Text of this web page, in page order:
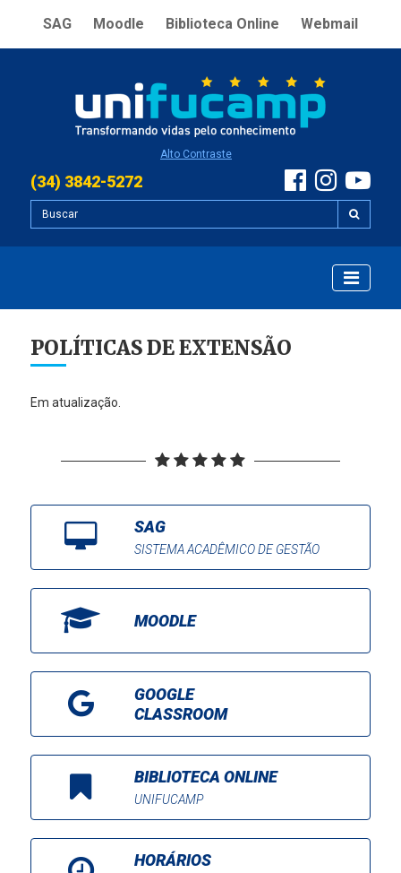
SAG Moodle Biblioteca Online Webmail
Alto Contraste
(34) 3842-5272
POLÍTICAS DE EXTENSÃO
Em atualização.
SAG
SISTEMA ACADÊMICO DE GESTÃO
MOODLE
GOOGLE
CLASSROOM
BIBLIOTECA ONLINE
UNIFUCAMP
HORÁRIOS